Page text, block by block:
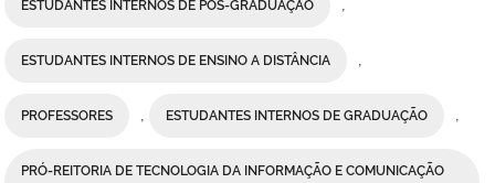
ESTUDANTES INTERNOS DE PÓS-GRADUAÇÃO
ESTUDANTES INTERNOS DE ENSINO A DISTÂNCIA
PROFESSORES ESTUDANTES INTERNOS DE GRADUAÇÃO
PRÓ-REITORIA DE TECNOLOGIA DA INFORMAÇÃO E COMUNICAÇÃO